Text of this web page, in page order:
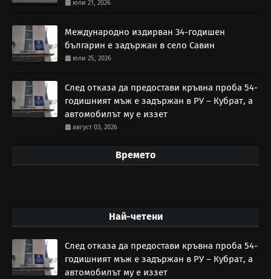
юли 21, 2026
Международно издирван 34-годишен
българин е задържан в село Савин
юли 25, 2026
След отказа да предостави кръвна проба 54-
годишният мъж е задържан в РУ – Кубрат, а
автомобилът му е иззет
август 03, 2026
Времето
Най-четени
След отказа да предостави кръвна проба 54-
годишният мъж е задържан в РУ – Кубрат, а
автомобилът му е иззет